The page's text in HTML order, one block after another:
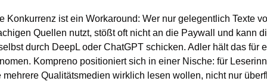
Konkurrenz ist ein Workaround: Wer nur gelegentlich Texte
Quellen nutzt, stößt oft nicht an die Paywall und kann
durch DeepL oder ChatGPT schicken. Adler hält das für
Kompreno positioniert sich in einer Nische: für
mehrere Qualitätsmedien wirklich lesen wollen, nicht nur